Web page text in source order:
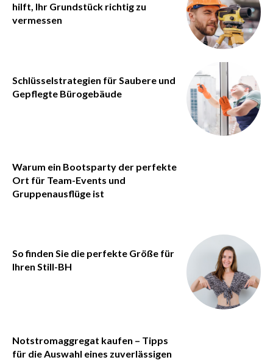
hilft, Ihr Grundstück richtig zu
vermessen
Schlüsselstrategien für Saubere und
Gepflegte Bürogebäude
Warum ein Bootsparty der perfekte
Ort für Team-Events und
Gruppenausflüge ist
So finden Sie die perfekte Größe für
Ihren Still-BH
Notstromaggregat kaufen – Tipps
für die Auswahl eines zuverlässigen